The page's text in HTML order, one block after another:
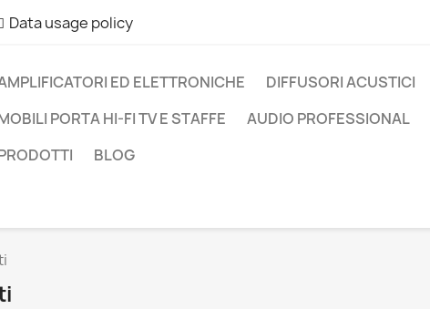
Data usage policy
ED ELETTRONICHE DIFFUSORI ACUSTICI
PORTA HI-FI TV E STAFFE
AUDIO PROFESSIONAL
BLOG